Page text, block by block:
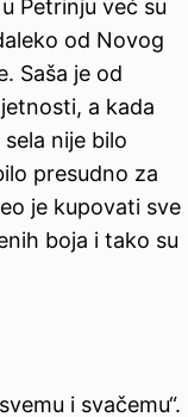
Petrinju već su
od Novog
Saša je od
a kada
nije bilo
presudno za
je kupovati sve
boja i tako su
i svačemu“.